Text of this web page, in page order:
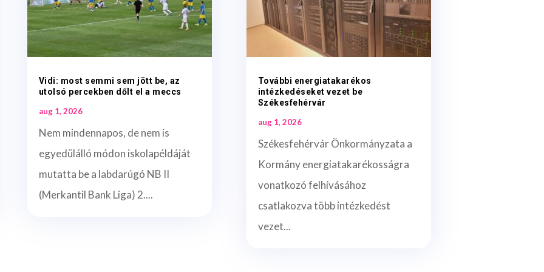
Vidi: most semmi sem jött be, az
utolsó percekben dőlt el a meccs
aug 1, 2026
Nem mindennapos, de nem is
egyedülálló módon iskolapéldáját
mutatta be a labdarúgó NB II
(Merkantil Bank Liga) 2....
További energiatakarékos
intézkedéseket vezet be
Székesfehérvár
aug 1, 2026
Székesfehérvár Önkormányzata a
Kormány energiatakarékosságra
vonatkozó felhívásához
csatlakozva több intézkedést
vezet...